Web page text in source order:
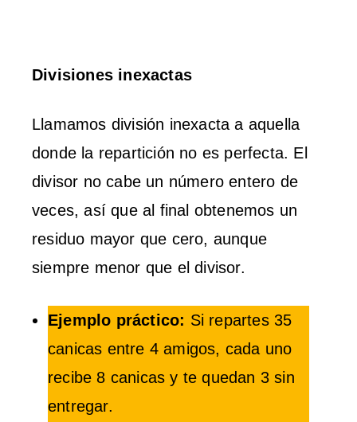
Divisiones inexactas
Llamamos división inexacta a aquella
donde la repartición no es perfecta. El
divisor no cabe un número entero de
veces, así que al final obtenemos un
residuo mayor que cero, aunque
siempre menor que el divisor.
Ejemplo práctico: Si repartes 35
canicas entre 4 amigos, cada uno
recibe 8 canicas y te quedan 3 sin
entregar.